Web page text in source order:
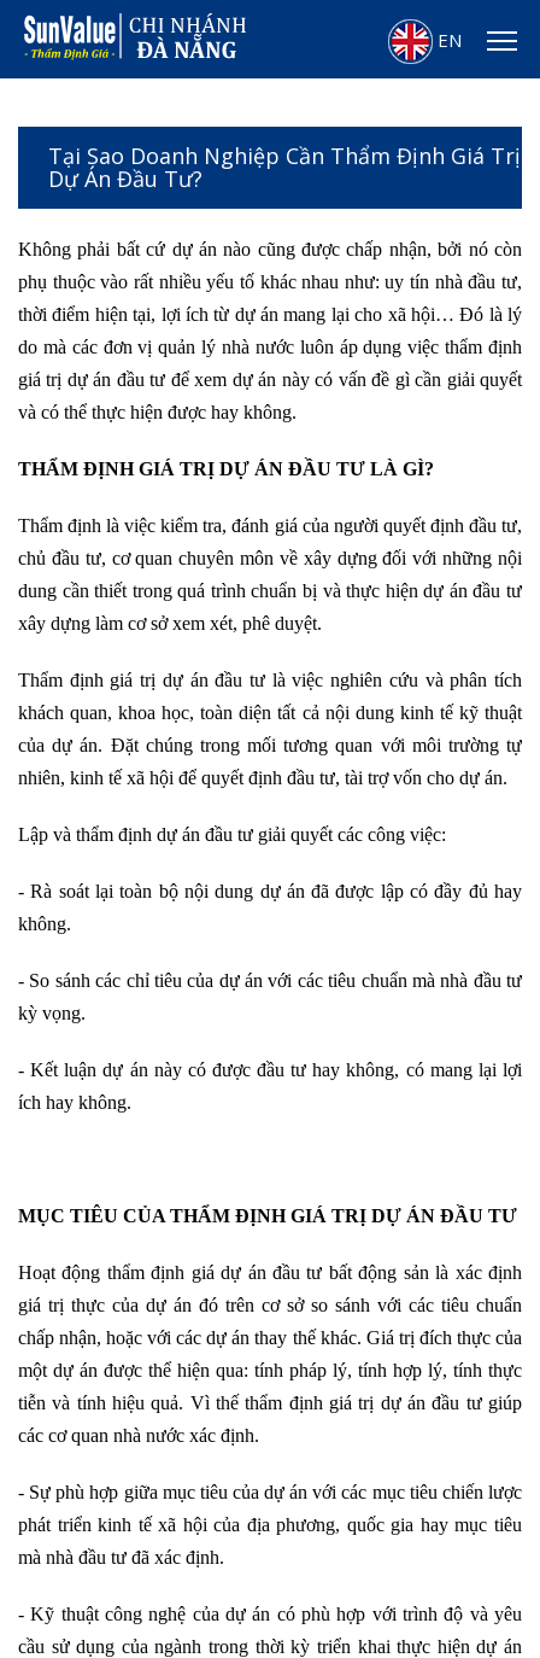
EN
Tại Sao Doanh Nghiệp Cần Thẩm Định Giá Trị
Dự Án Đầu Tư?
Không phải bất cứ dự án nào cũng được chấp nhận, bởi nó còn
phụ thuộc vào rất nhiều yếu tố khác nhau như: uy tín nhà đầu tư,
thời điểm hiện tại, lợi ích từ dự án mang lại cho xã hội… Đó là lý
do mà các đơn vị quản lý nhà nước luôn áp dụng việc thẩm định
giá trị dự án đầu tư để xem dự án này có vấn đề gì cần giải quyết
và có thể thực hiện được hay không.
THẨM ĐỊNH GIÁ TRỊ DỰ ÁN ĐẦU TƯ LÀ GÌ?
Thẩm định là việc kiểm tra, đánh giá của người quyết định đầu tư,
chủ đầu tư, cơ quan chuyên môn về xây dựng đối với những nội
dung cần thiết trong quá trình chuẩn bị và thực hiện dự án đầu tư
xây dựng làm cơ sở xem xét, phê duyệt.
Thẩm định giá trị dự án đầu tư là việc nghiên cứu và phân tích
khách quan, khoa học, toàn diện tất cả nội dung kinh tế kỹ thuật
của dự án. Đặt chúng trong mối tương quan với môi trường tự
nhiên, kinh tế xã hội để quyết định đầu tư, tài trợ vốn cho dự án.
Lập và thẩm định dự án đầu tư giải quyết các công việc:
- Rà soát lại toàn bộ nội dung dự án đã được lập có đầy đủ hay
không.
- So sánh các chỉ tiêu của dự án với các tiêu chuẩn mà nhà đầu tư
kỳ vọng.
- Kết luận dự án này có được đầu tư hay không, có mang lại lợi
ích hay không.
MỤC TIÊU CỦA THẨM ĐỊNH GIÁ TRỊ DỰ ÁN ĐẦU TƯ
Hoạt động thẩm định giá dự án đầu tư bất động sản là xác định
giá trị thực của dự án đó trên cơ sở so sánh với các tiêu chuẩn
chấp nhận, hoặc với các dự án thay thế khác. Giá trị đích thực của
một dự án được thể hiện qua: tính pháp lý, tính hợp lý, tính thực
tiễn và tính hiệu quả. Vì thế thẩm định giá trị dự án đầu tư giúp
các cơ quan nhà nước xác định.
- Sự phù hợp giữa mục tiêu của dự án với các mục tiêu chiến lược
phát triển kinh tế xã hội của địa phương, quốc gia hay mục tiêu
mà nhà đầu tư đã xác định.
- Kỹ thuật công nghệ của dự án có phù hợp với trình độ và yêu
cầu sử dụng của ngành trong thời kỳ triển khai thực hiện dự án